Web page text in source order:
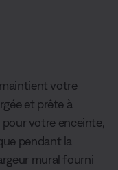
maintient votre
et prête à
pour votre enceinte,
pendant la
mural fourni